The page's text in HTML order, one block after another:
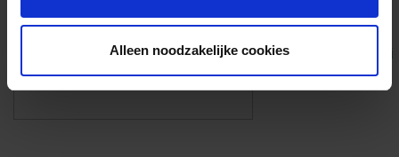
Alleen noodzakelijke cookies Eigen foto’s